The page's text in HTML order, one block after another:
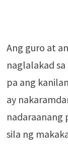
Ang guro at
naglalakad
pa ang
ay
nadaraanang
sila ng